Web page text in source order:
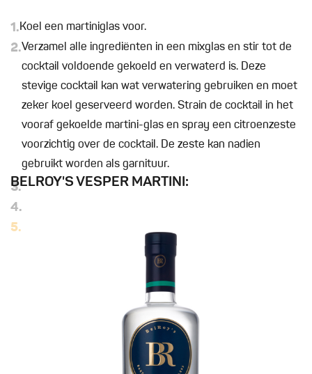
1.Koel een martiniglas voor.
2.Verzamel alle ingrediënten in een mixglas en stir tot de
cocktail voldoende gekoeld en verwaterd is. Deze
stevige cocktail kan wat verwatering gebruiken en moet
zeker koel geserveerd worden. Strain de cocktail in het
vooraf gekoelde martini-glas en spray een citroenzeste
voorzichtig over de cocktail. De zeste kan nadien
gebruikt worden als garnituur.
BELROY'S VESPER MARTINI:
3.
4.
5.